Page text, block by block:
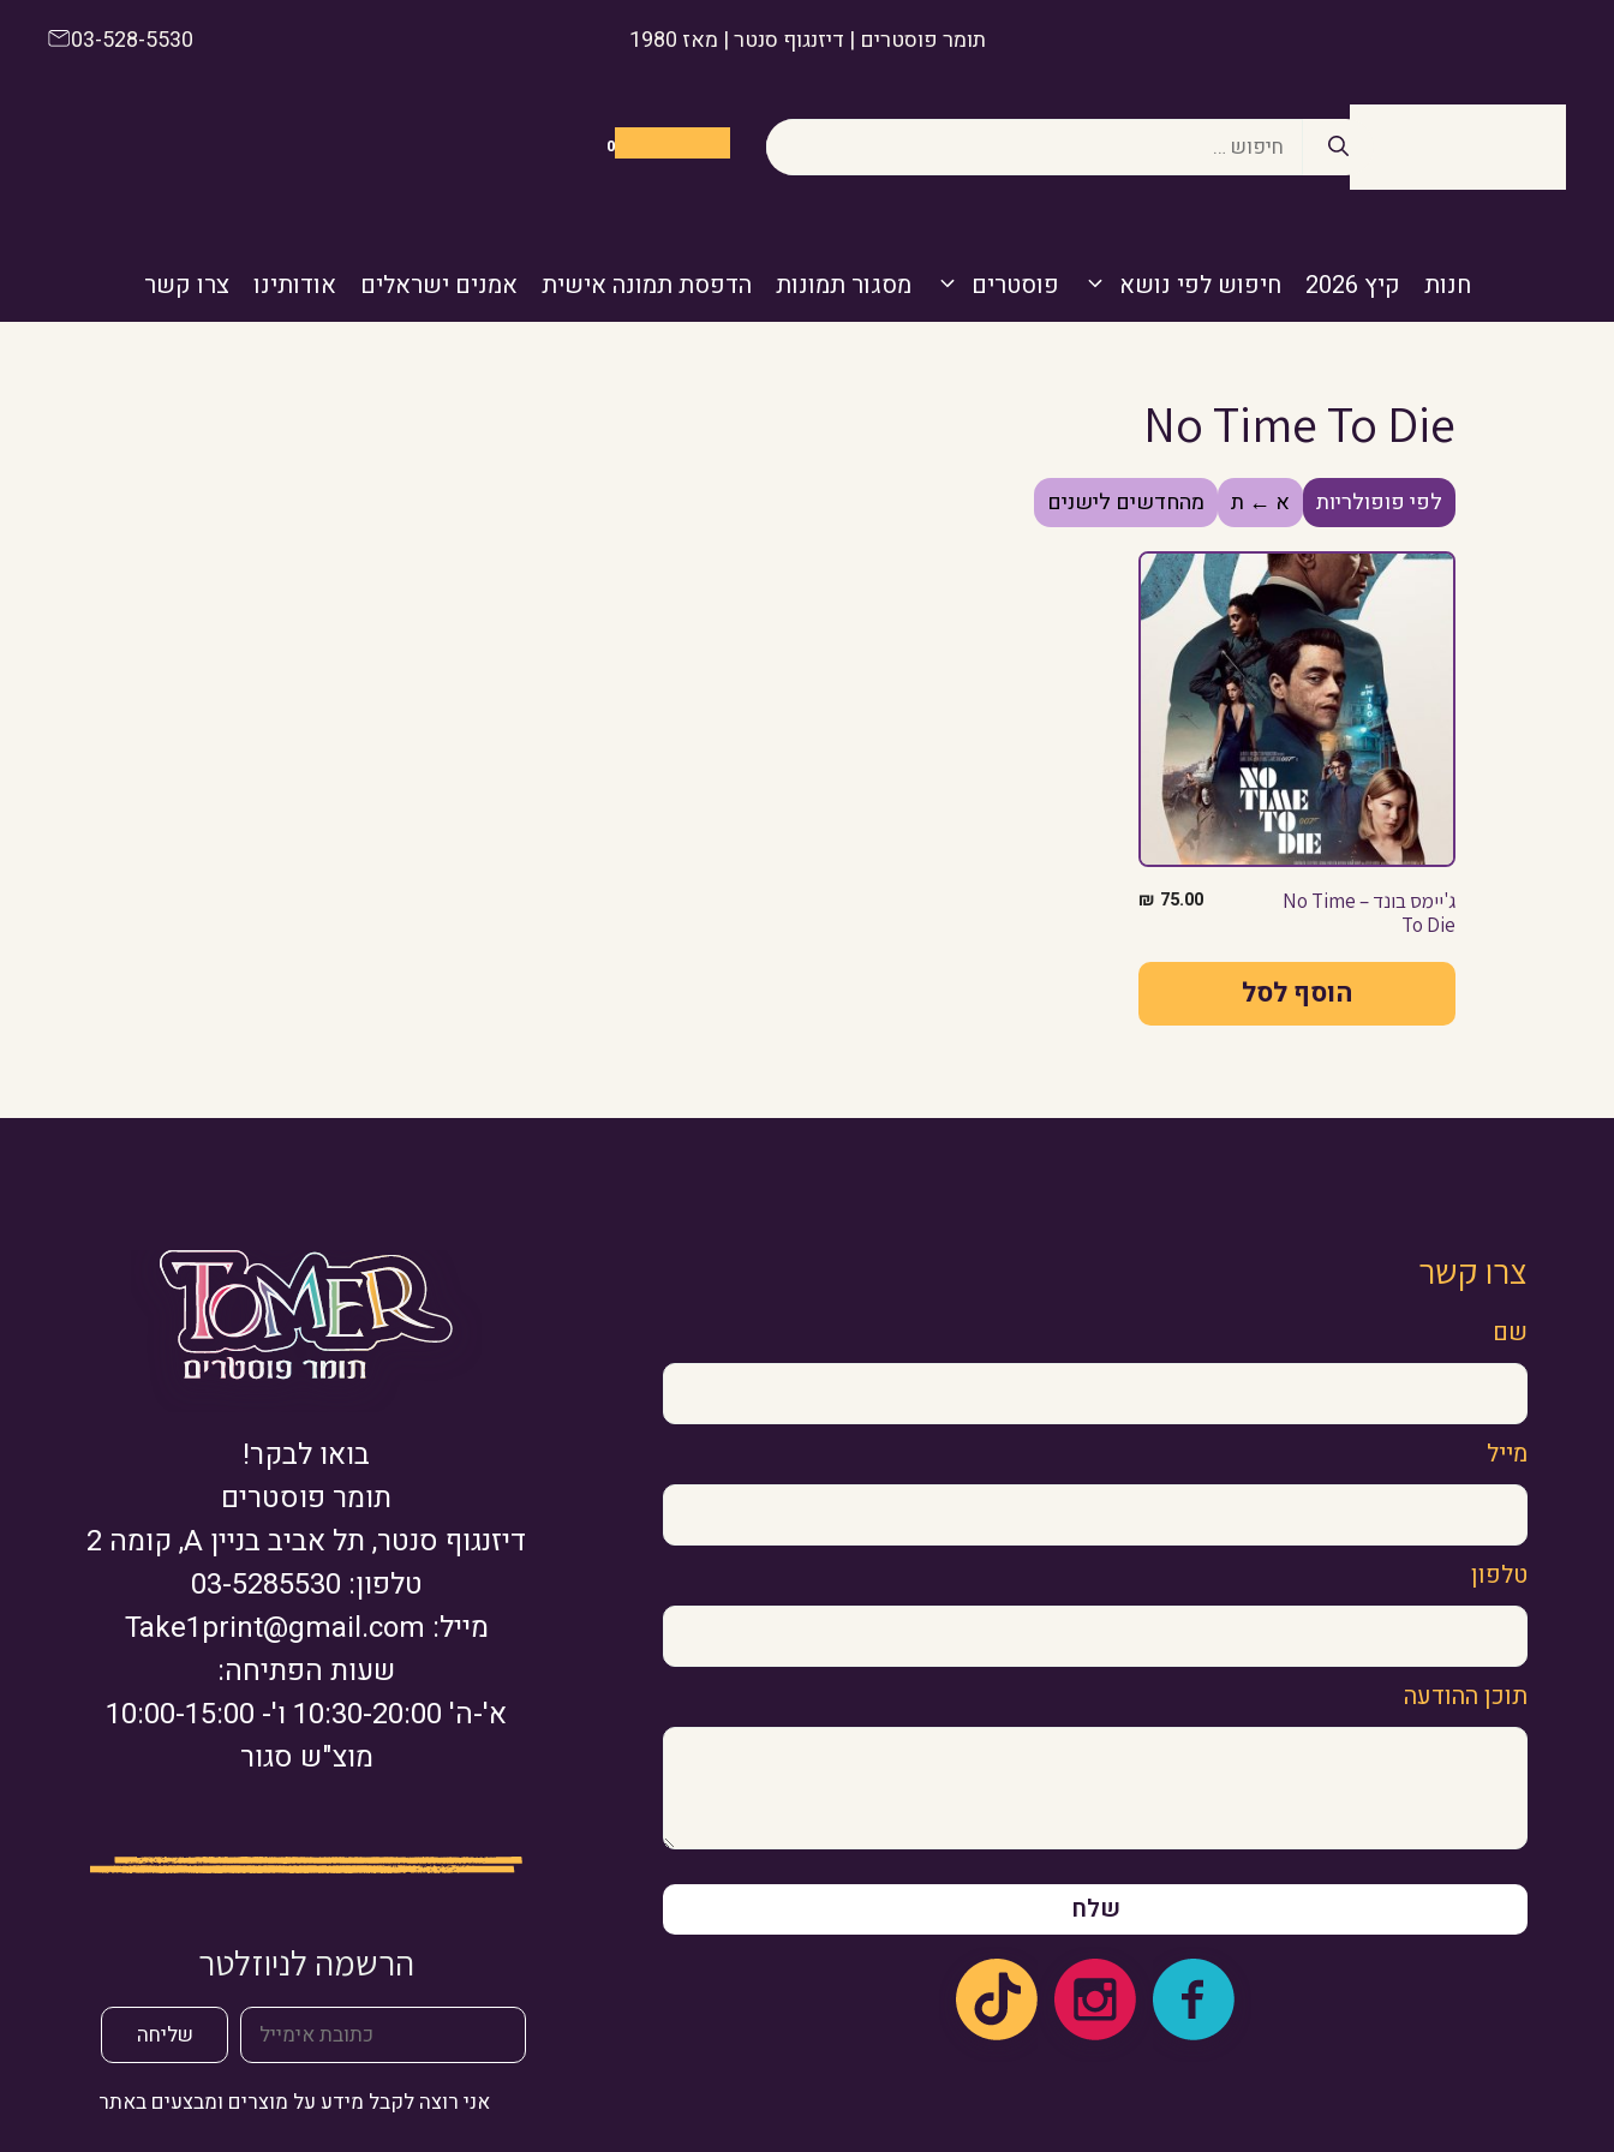
תומר פוסטרים | דיזנגוף סנטר | מאז 1980 03-528-5530
0
חנות קיץ 2026 חיפוש לפי נושא פוסטרים מסגור תמונות הדפסת תמונה אישית אמנים ישראלים אודותינו צרו קשר
No Time To Die
לפי פופולריות א ← ת מהחדשים לישנים
ג'יימס בונד – No Time
To Die
75.00
₪
הוסף לסל
בואו לבקר!
תומר פוסטרים
דיזנגוף סנטר, תל אביב בניין A, קומה 2
טלפון: 03-5285530
מייל: Take1print@gmail.com
שעות הפתיחה:
א'-ה' 10:30-20:00 ו'- 10:00-15:00
מוצ"ש סגור
הרשמה לניוזלטר
אני רוצה לקבל מידע על מוצרים ומבצעים באתר
צרו קשר
שם
מייל
טלפון
תוכן ההודעה